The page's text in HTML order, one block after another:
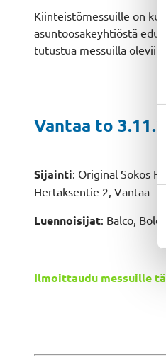
Kiinteistömessuille on
asuntoosakeyhtiöstä
tutustua messuilla
Vantaa to
Sijainti: Original Sokos
Hertaksentie 2, Vantaa
Luennoisijat: Balco,
Ilmoittaudu messuille